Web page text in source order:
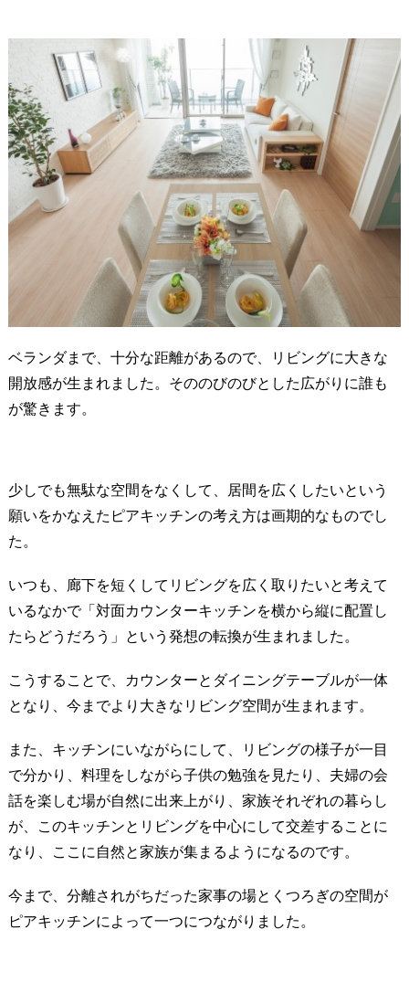
ベランダまで、十分な距離があるので、リビングに大きな
開放感が生まれました。そののびのびとした広がりに誰も
が驚きます。
少しでも無駄な空間をなくして、居間を広くしたいという
願いをかなえたピアキッチンの考え方は画期的なものでし
た。
いつも、廊下を短くしてリビングを広く取りたいと考えて
いるなかで「対面カウンターキッチンを横から縦に配置し
たらどうだろう」という発想の転換が生まれました。
こうすることで、カウンターとダイニングテーブルが一体
となり、今までより大きなリビング空間が生まれます。
また、キッチンにいながらにして、リビングの様子が一目
で分かり、料理をしながら子供の勉強を見たり、夫婦の会
話を楽しむ場が自然に出来上がり、家族それぞれの暮らし
が、このキッチンとリビングを中心にして交差することに
なり、ここに自然と家族が集まるようになるのです。
今まで、分離されがちだった家事の場とくつろぎの空間が
ピアキッチンによって一つにつながりました。